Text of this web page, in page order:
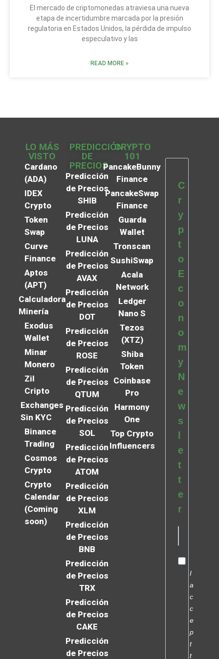
El mercado de criptomonedas atraviesa una nueva
etapa de incertidumbre marcada por la presión
regulatoria en Estados Unidos, la pérdida de impulso
especulativo y las
READ MORE »
LO MÁS
VISTO
Cardano
(ADA)
IDEX
Crypto
Token
Swap
Curve
Finance
Aptos
(APT)
Calculadora
Minería
Exodus
Wallet
Minar
Monero
Zil
Cripto
Exchanges
Sin KYC
Binance
Trading
Cosmos
Crypto
Crypto
Calendar
(Coming
soon)
PREDICCIÓN
DE
PRECIOS
Predicción
de Precios
SHIB
Predicción
de Precios
LUNA
Predicción
de Precios
AVAX
Predicción
de Precios
DOT
Predicción
de Precios
ROSE
Predicción
de Precios
QTUM
Predicción
de Precios
SOL
Predicción
de Precios
ATOM
Predicción
de Precios
XLM
Predicción
de Precios
BNB
Predicción
de Precios
TRX
Predicción
de Precios
CAKE
Predicción
de Precios
CRYPTO
101
PancakeBunny
Finance
PancakeSwap
Finance
Guarda
Wallet
Tronscan
SushiSwap
Acala
Network
Ledger
Nano S
Tezos
(XTZ)
Shiba
Token
Coinbase
Pro
Harmony
One
Top Crypto
Influencers
C
r
y
p
t
o
E
c
o
n
o
m
y
N
e
w
s
e
t
t
e
r
I
a
c
c
e
p
t
t